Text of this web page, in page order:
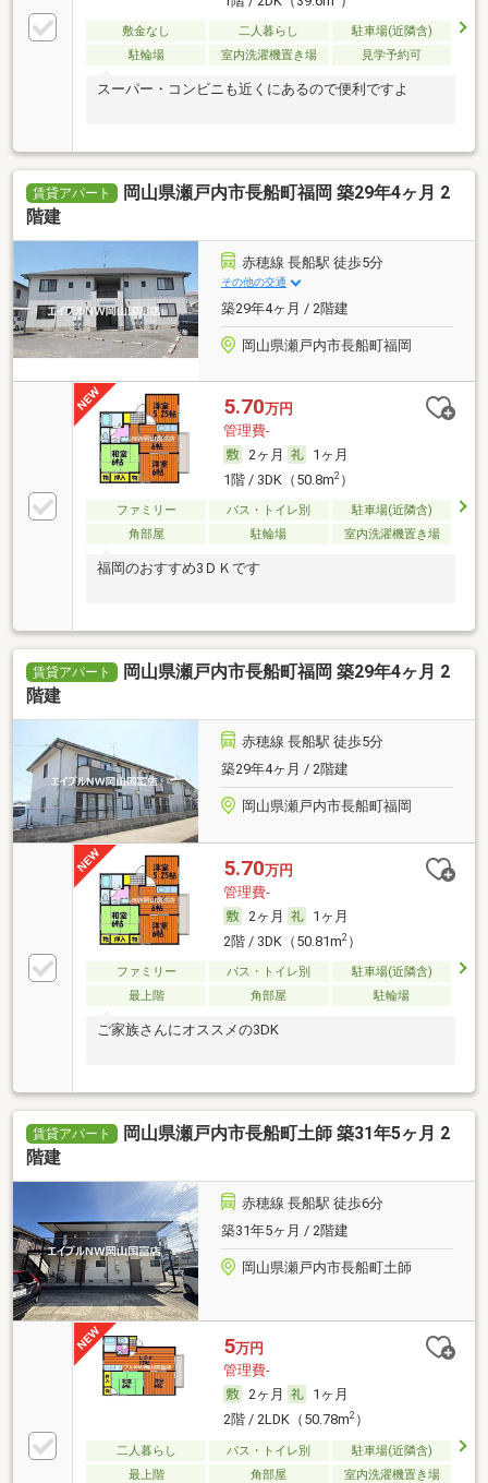
敷金なし 二人暮らし
駐車場(近隣含)
駐輪場
室内洗濯機置き場 見学予約可
スーパー・コンビニも近くにあるので便利ですよ
賃貸アパート
岡山県瀬戸内市長船町福岡 築29年4ヶ月 2
階建
赤穂線 長船駅 徒歩5分
その他の交通
築29年4ヶ月 / 2階建
岡山県瀬戸内市長船町福岡
5.70万円
管理費-
2ヶ月
1ヶ月
1階 / 3DK（50.8m2）
ファミリー バス・トイレ別
駐車場(近隣含)
角部屋
駐輪場 室内洗濯機置き場
福岡のおすすめ3ＤＫです
賃貸アパート
岡山県瀬戸内市長船町福岡 築29年4ヶ月 2
階建
赤穂線 長船駅 徒歩5分
築29年4ヶ月 / 2階建
岡山県瀬戸内市長船町福岡
5.70万円
管理費-
2ヶ月
1ヶ月
2階 / 3DK（50.81m2）
ファミリー バス・トイレ別
駐車場(近隣含)
最上階
角部屋 駐輪場
ご家族さんにオススメの3DK
賃貸アパート
岡山県瀬戸内市長船町土師 築31年5ヶ月 2
階建
赤穂線 長船駅 徒歩6分
築31年5ヶ月 / 2階建
岡山県瀬戸内市長船町土師
5万円
管理費-
2ヶ月
1ヶ月
2階 / 2LDK（50.78m2）
二人暮らし バス・トイレ別
駐車場(近隣含)
最上階
角部屋 室内洗濯機置き場